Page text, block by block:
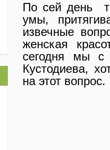
По сей день
умы,
извечные
женская
сегодня мы с
Кустодиева,
на этот вопрос.